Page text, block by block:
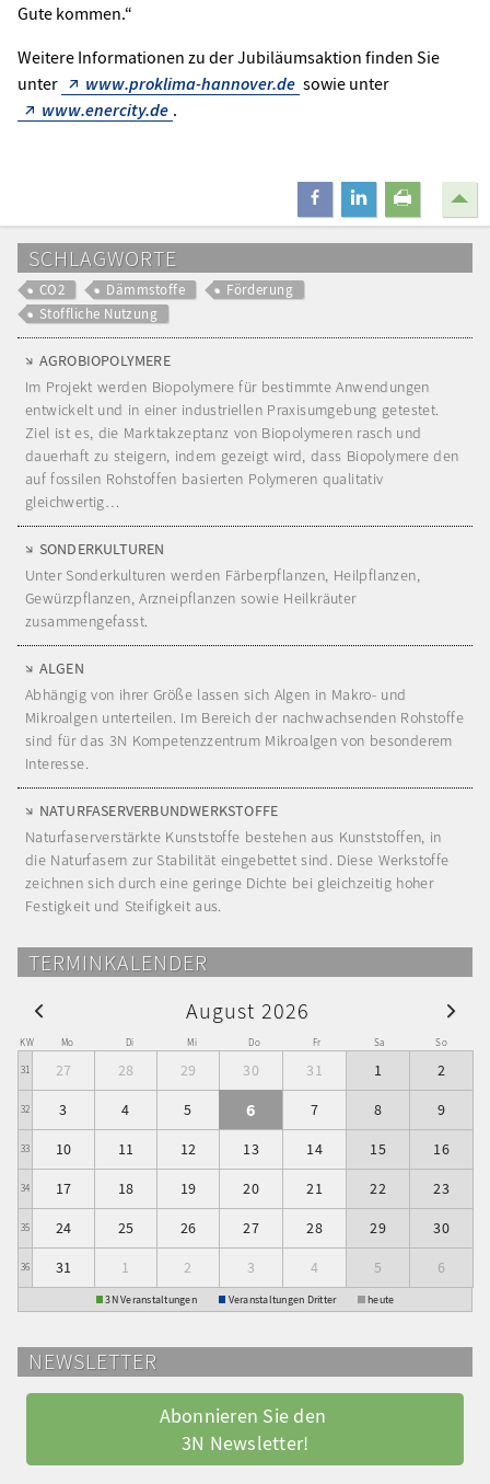
Gute kommen.“
Weitere Informationen zu der Jubiläumsaktion finden Sie
unter
www.proklima-hannover.de sowie unter
www.enercity.de .
teilen mitteilendrucken
SCHLAGWORTE
CO2 Dämmstoffe
Förderung
Stoffliche Nutzung
AGROBIOPOLYMERE
Im Projekt werden Biopolymere für bestimmte Anwendungen
entwickelt und in einer industriellen Praxisumgebung getestet.
Ziel ist es, die Marktakzeptanz von Biopolymeren rasch und
dauerhaft zu steigern, indem gezeigt wird, dass Biopolymere den
auf fossilen Rohstoffen basierten Polymeren qualitativ
gleichwertig…
SONDERKULTUREN
Unter Sonderkulturen werden Färberpflanzen, Heilpflanzen,
Gewürzpflanzen, Arzneipflanzen sowie Heilkräuter
zusammengefasst.
ALGEN
Abhängig von ihrer Größe lassen sich Algen in Makro- und
Mikroalgen unterteilen. Im Bereich der nachwachsenden Rohstoffe
sind für das 3N Kompetenzzentrum Mikroalgen von besonderem
Interesse.
NATURFASERVERBUNDWERKSTOFFE
Naturfaserverstärkte Kunststoffe bestehen aus Kunststoffen, in
die Naturfasern zur Stabilität eingebettet sind. Diese Werkstoffe
zeichnen sich durch eine geringe Dichte bei gleichzeitig hoher
Festigkeit und Steifigkeit aus.
TERMINKALENDER
August 2026
KW Mo Di Mi Do Fr Sa So
31 27 28 29 30 31 1 2
32 3 4 5 6 7 8 9
33 10 11 12 13 14 15 16
34 17 18 19 20 21 22 23
35 24 25 26 27 28 29 30
36 31 1 2 3 4 5 6
3N Veranstaltungen Veranstaltungen Dritter heute
NEWSLETTER
Abonnieren Sie den
3N Newsletter!